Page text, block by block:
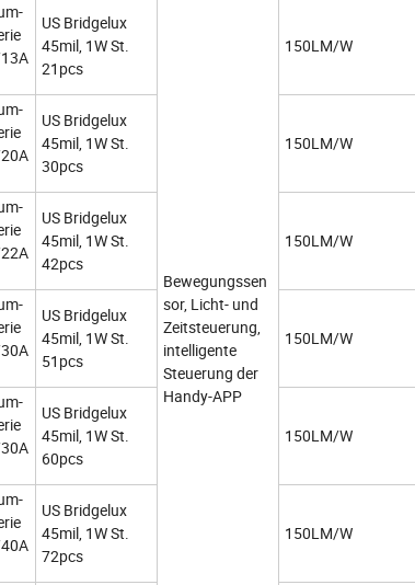
US Bridgelux
45mil, 1W St.
21pcs
Bewegungssen
sor, Licht- und
Zeitsteuerung,
intelligente
Steuerung der
Handy-APP
150LM/W
US Bridgelux
45mil, 1W St.
30pcs
150LM/W
US Bridgelux
45mil, 1W St.
42pcs
150LM/W
US Bridgelux
45mil, 1W St.
51pcs
150LM/W
US Bridgelux
45mil, 1W St.
60pcs
150LM/W
US Bridgelux
45mil, 1W St.
72pcs
150LM/W